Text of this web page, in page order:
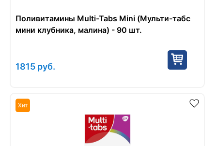
Поливитамины Multi-Tabs Mini (Мульти-табс
мини клубника, малина) - 90 шт.
1815 руб.
Хит